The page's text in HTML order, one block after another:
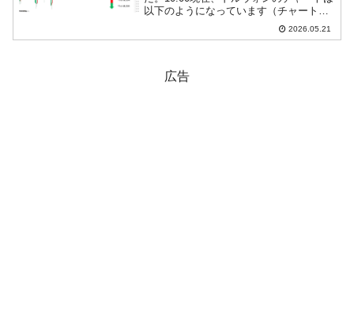
以下のようになっています（チャートは
『Investing.com』より引用）。前日は陰
線で締まりました。本日は現在のところ
2026.05.21
広告